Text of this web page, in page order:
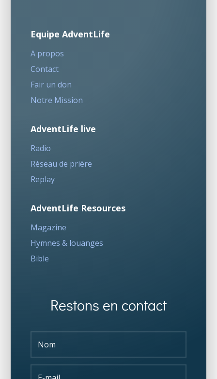
Equipe AdventLife
A propos
Contact
Fair un don
Notre Mission
AdventLife live
Radio
Réseau de prière
Replay
AdventLife Resources
Magazine
Hymnes & louanges
Bible
Restons en contact